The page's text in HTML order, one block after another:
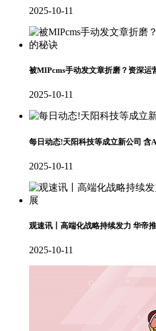
2025-10-11
被MIPcms手动发文章折磨？资深运
2025-10-11
每日动态!天阳科技等成立新公司 含
2025-10-11
观速讯丨高端化战略持续发力 华帝
2025-10-11